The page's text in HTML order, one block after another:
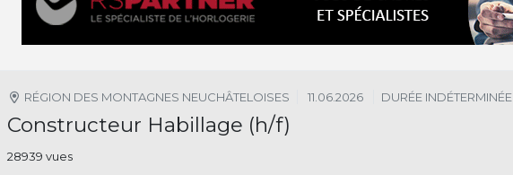
RÉGION DES MONTAGNES NEUCHÂTELOISES 11.06.2026 DURÉE INDÉTERMINÉE
Constructeur Habillage (h/f)
28939 vues